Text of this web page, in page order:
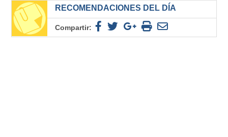
RECOMENDACIONES DEL DÍA
Compartir: